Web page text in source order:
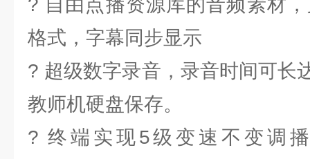
? 自由点播资源库的音频素材
格式，字幕同步显示
? 超级数字录音，录音时间可长
教师机硬盘保存。
? 终端实现5级变速不变调